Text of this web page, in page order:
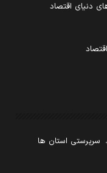
دنیای اقتصاد
سرپرستی استان ها